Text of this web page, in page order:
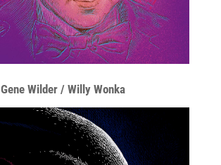
Gene Wilder / Willy Wonka